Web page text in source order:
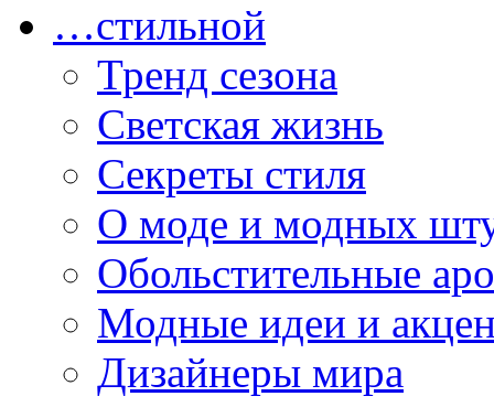
…стильной
Тренд сезона
Светская жизнь
Секреты стиля
О моде и модных
Обольстительные
Модные идеи и
Дизайнеры мира